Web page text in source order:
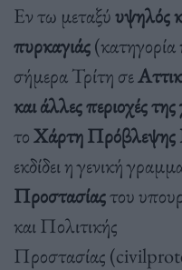
Εν τω μεταξύυψηλός
πυρκαγιάς(κατηγορία
σήμερα Τρίτη σε
και άλλες περιοχές
τοΧάρτη Πρόβλεψης
εκδίδει η γενική
Προστασίαςτου
και Πολιτικής
Προστασίας